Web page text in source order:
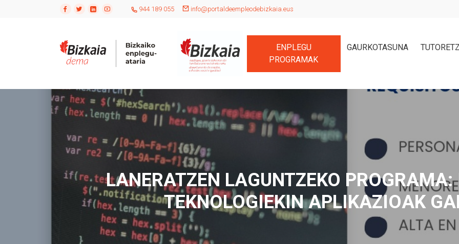
944 189 055 info@portaldeempleodebizkaia.eus
ENPLEGU
PROGRAMAK
GAURKOTASUNA
LANERATZEN LAGUNTZEKO
TEKNOLOGIEKIN APLIKAZIOAK